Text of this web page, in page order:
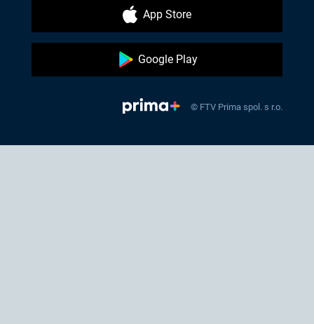
App Store
Google Play
© FTV Prima spol. s r.o.